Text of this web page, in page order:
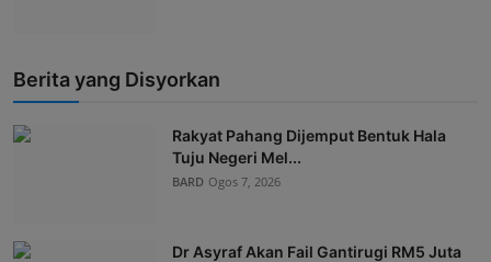
Berita yang Disyorkan
Rakyat Pahang Dijemput Bentuk Hala
Tuju Negeri Mel...
BARD Ogos 7, 2026
Dr Asyraf Akan Fail Gantirugi RM5 Juta